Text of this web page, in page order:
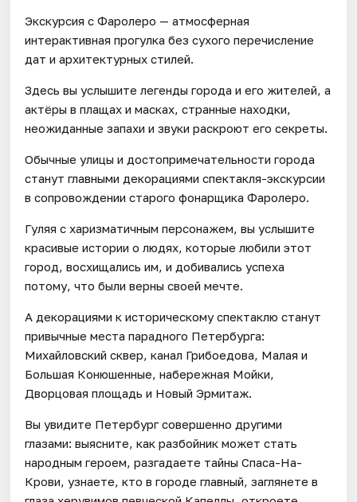
Экскурсия с Фаролеро — атмосферная
интерактивная прогулка без сухого перечисление
дат и архитектурных стилей.
Здесь вы услышите легенды города и его жителей, а
актёры в плащах и масках, странные находки,
неожиданные запахи и звуки раскроют его секреты.
Обычные улицы и достопримечательности города
станут главными декорациями спектакля-экскурсии
в сопровождении старого фонарщика Фаролеро.
Гуляя с харизматичным персонажем, вы услышите
красивые истории о людях, которые любили этот
город, восхищались им, и добивались успеха
потому, что были верны своей мечте.
А декорациями к историческому спектаклю станут
привычные места парадного Петербурга:
Михайловский сквер, канал Грибоедова, Малая и
Большая Конюшенные, набережная Мойки,
Дворцовая площадь и Новый Эрмитаж.
Вы увидите Петербург совершенно другими
глазами: выясните, как разбойник может стать
народным героем, разгадаете тайны Спаса-На-
Крови, узнаете, кто в городе главный, заглянете в